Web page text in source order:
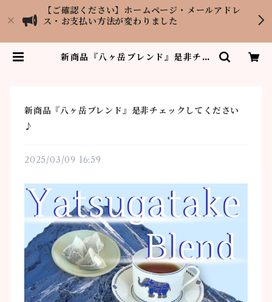
【ご確認ください】ホームページ・メールアドレ
ス・お支払い方法が変わりました
新商品『八ヶ岳ブレンド』是非チェ
新商品『八ヶ岳ブレンド』是非チェックしてください
♪
2025/03/09 16:59